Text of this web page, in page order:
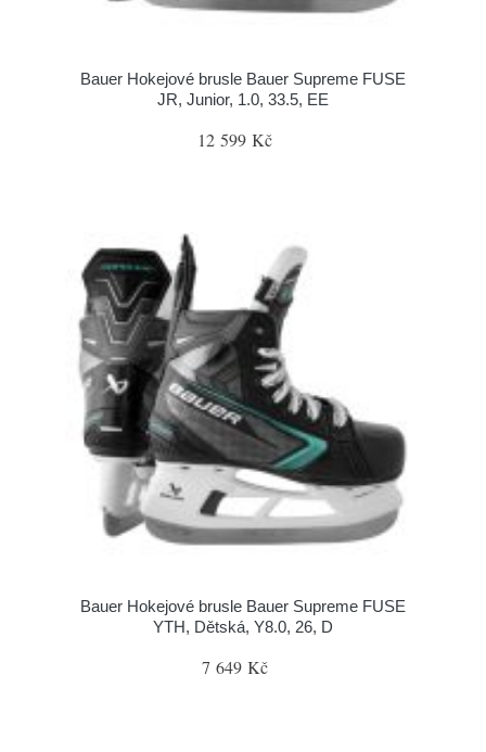
Bauer Hokejové brusle Bauer Supreme FUSE
JR, Junior, 1.0, 33.5, EE
12 599 Kč
Bauer Hokejové brusle Bauer Supreme FUSE
YTH, Dětská, Y8.0, 26, D
7 649 Kč